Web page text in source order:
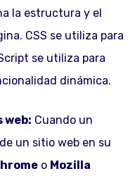
la estructura y el
CSS se utiliza para
se utiliza para
dinámica.
web: Cuando un
un sitio web en su
o Mozilla